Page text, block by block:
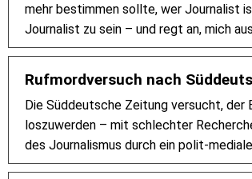
mehr bestimmen sollte, wer Journalist
Journalist zu sein – und regt an, mich
Rufmordversuch nach
Die Süddeutsche Zeitung versucht,
loszuwerden – mit schlechter
des Journalismus durch ein polit-